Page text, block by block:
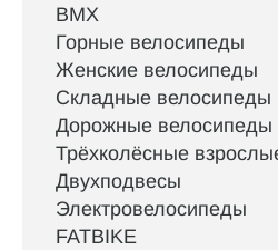
BMX
Горные велосипеды
Женские велосипеды
Складные велосипеды
Дорожные велосипеды
Трёхколёсные
Двухподвесы
Электровелосипеды
FATBIKE